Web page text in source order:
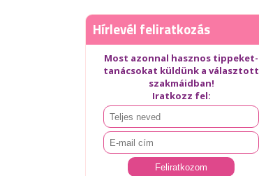
Hírlevél feliratkozás
Most azonnal hasznos tippeket-
tanácsokat küldünk a választott
szakmáidban!
Iratkozz fel: